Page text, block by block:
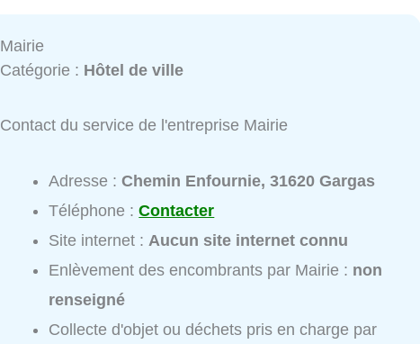
Mairie
Catégorie : Hôtel de ville
Contact du service de l'entreprise Mairie
Adresse :Chemin Enfournie, 31620 Gargas
Téléphone :Contacter
Site internet :Aucun site internet connu
Enlèvement des encombrants par Mairie : non
renseigné
Collecte d'objet ou déchets pris en charge par